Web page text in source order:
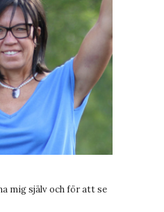
mig själv och för att se